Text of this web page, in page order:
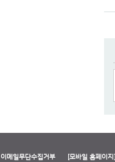
이메일무단수집거부
[모바일 홈페이지]